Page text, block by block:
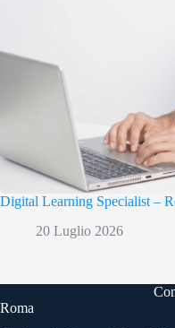
Digital Learning Specialist –
20 Luglio 2026
Roma